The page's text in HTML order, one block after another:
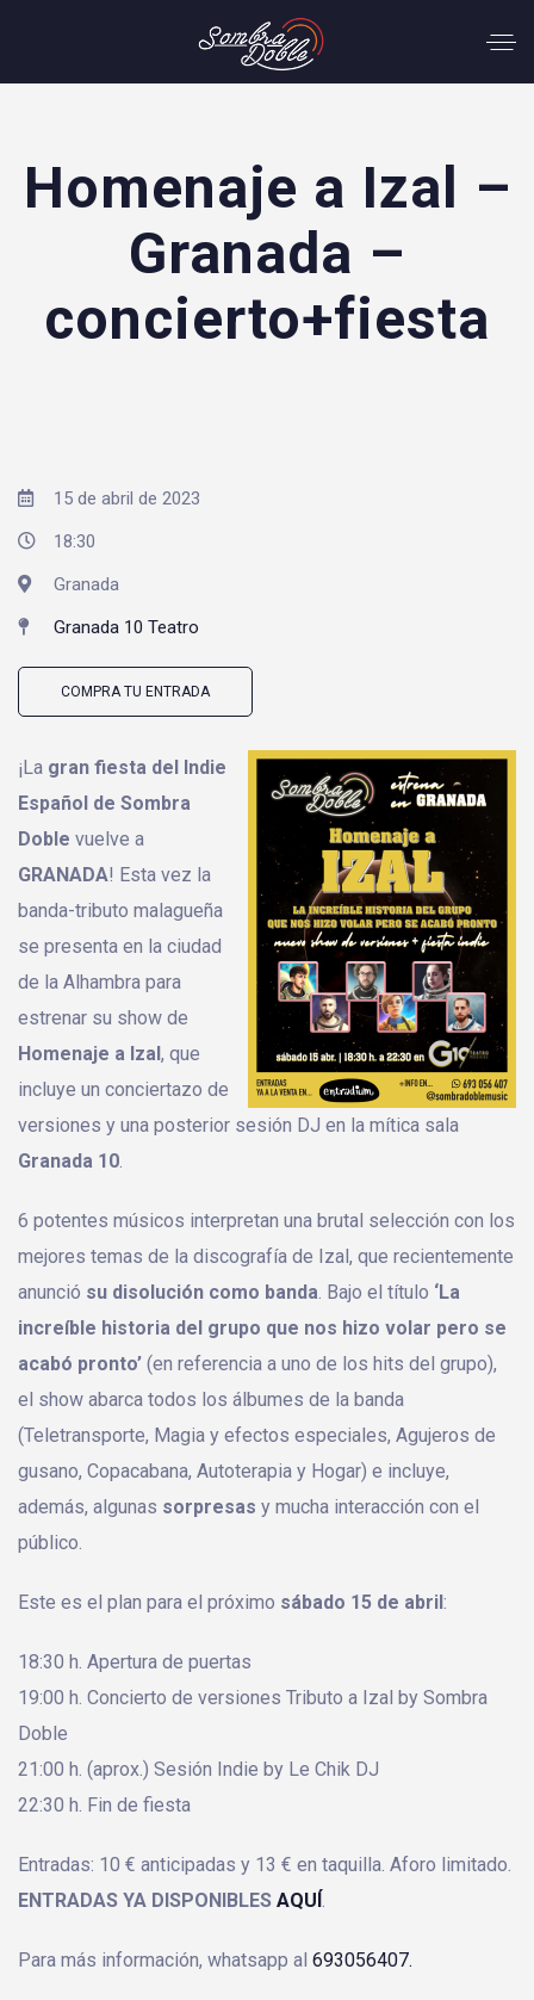
Homenaje a Izal –
Granada –
concierto+fiesta
15 de abril de 2023
18:30
Granada
Granada 10 Teatro
COMPRA TU ENTRADA
¡La gran fiesta del Indie
Español de Sombra
Doble vuelve a
GRANADA! Esta vez la
banda-tributo malagueña
se presenta en la ciudad
de la Alhambra para
estrenar su show de
Homenaje a Izal, que
incluye un conciertazo de
versiones y una posterior sesión DJ en la mítica sala
Granada 10.
6 potentes músicos interpretan una brutal selección con los
mejores temas de la discografía de Izal, que recientemente
anunció su disolución como banda. Bajo el título ‘La
increíble historia del grupo que nos hizo volar pero se
acabó pronto’ (en referencia a uno de los hits del grupo),
el show abarca todos los álbumes de la banda
(Teletransporte, Magia y efectos especiales, Agujeros de
gusano, Copacabana, Autoterapia y Hogar) e incluye,
además, algunas sorpresas y mucha interacción con el
público.
Este es el plan para el próximo sábado 15 de abril:
18:30 h. Apertura de puertas
19:00 h. Concierto de versiones Tributo a Izal by Sombra
Doble
21:00 h. (aprox.) Sesión Indie by Le Chik DJ
22:30 h. Fin de fiesta
Entradas: 10 € anticipadas y 13 € en taquilla. Aforo limitado.
ENTRADAS YA DISPONIBLES AQUÍ.
Para más información, whatsapp al 693056407.